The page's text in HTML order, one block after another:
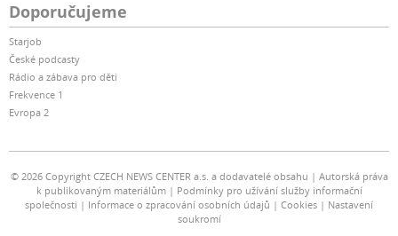
Doporučujeme
Starjob
České podcasty
Rádio a zábava pro děti
Frekvence 1
Evropa 2
© 2026 Copyright CZECH NEWS CENTER a.s. a dodavatelé obsahu
Autorská práva
k publikovaným materiálům
Podmínky pro užívání služby informační
společnosti
Informace o zpracování osobních údajů Cookies
Nastavení
soukromí